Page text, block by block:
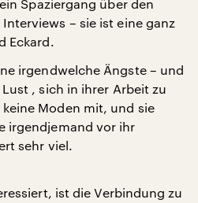
Spaziergang über den
– sie ist eine ganz
Eckard.
irgendwelche Ängste – und
, sich in ihrer Arbeit zu
Moden mit, und sie
irgendjemand vor ihr
sehr viel.
ist die Verbindung zu